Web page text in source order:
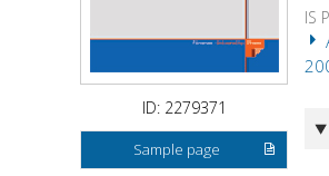
ID: 2279371
Sample page
IS